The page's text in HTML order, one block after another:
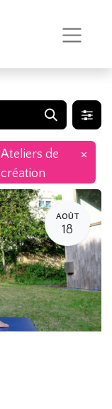
Ateliers de
création
×
AOÛT
18